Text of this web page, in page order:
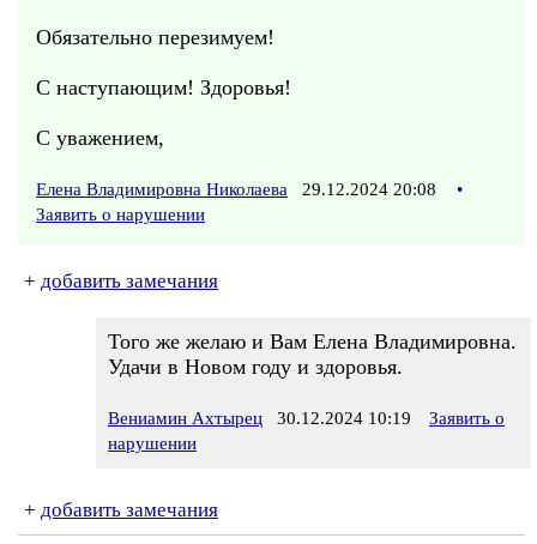
Обязательно перезимуем!
С наступающим! Здоровья!
С уважением,
Елена Владимировна Николаева 29.12.2024 20:08
•
Заявить о нарушении
+ добавить замечания
Того же желаю и Вам Елена Владимировна.
Удачи в Новом году и здоровья.
Вениамин Ахтырец 30.12.2024 10:19
Заявить о
нарушении
+ добавить замечания